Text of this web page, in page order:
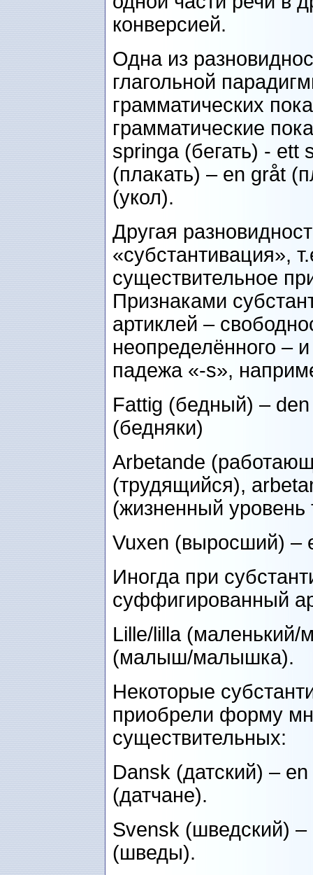
конверсией.
Одна из
глагольной
грамматических
грамматические
springa (бегать) - ett
(плакать) – en gråt
(укол).
Другая
«субстантивация»,
существительное
Признаками
артиклей –
неопределённого –
падежа «-s»,
Fattig (бедный) –
(бедняки)
Arbetande
(трудящийся),
(жизненный уровень
Vuxen (выросший) –
Иногда при
суффигированный
Lille/lilla (маленький/
(малыш/малышка).
Некоторые
приобрели форму
существительных:
Dansk (датский) –
(датчане).
Svensk (шведский)
(шведы).